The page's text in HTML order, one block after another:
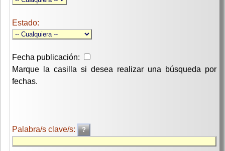
Estado:
Fecha publicación:
Marque la casilla si desea realizar una búsqueda por
fechas.
Palabra/s clave/s: